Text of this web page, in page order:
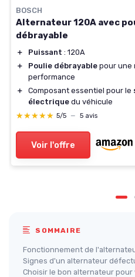
BOSCH
Alternateur 120A avec
débrayable
＋ Puissant : 120A
＋
Poulie débrayable pour une
performance
＋
Composant essentiel pour le
électrique du véhicule
★★★★★
★★★★★ 5/5 — 5 avis
Voir l'offre
SOMMAIRE
Fonctionnement de
Signes d'un alternateur
Choisir le bon alternateur pour